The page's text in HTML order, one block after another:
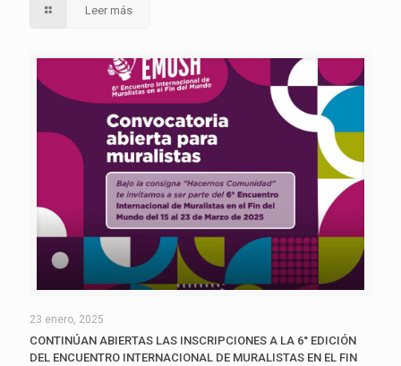
Leer más
23 enero, 2025
CONTINÚAN ABIERTAS LAS INSCRIPCIONES A LA 6° EDICIÓN
DEL ENCUENTRO INTERNACIONAL DE MURALISTAS EN EL FIN